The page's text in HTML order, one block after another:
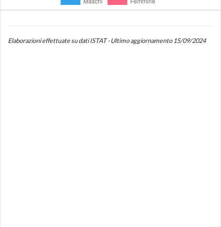
Elaborazioni effettuate su dati ISTAT - Ultimo aggiornamento 15/09/2024